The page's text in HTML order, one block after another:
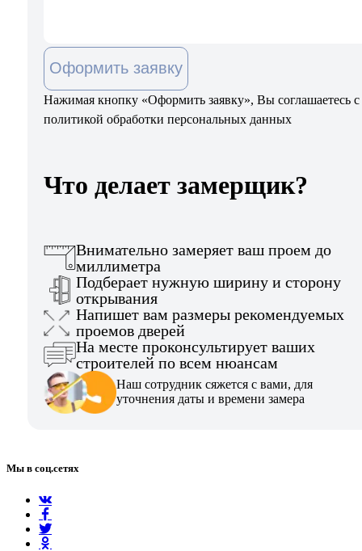
Оформить заявку
Нажимая кнопку «Оформить заявку», Вы соглашаетесь с
политикой обработки персональных данных
Что делает замерщик?
Внимательно замеряет ваш проем до
миллиметра
Подберает нужную ширину и сторону
открывания
Напишет вам размеры рекомендуемых
проемов дверей
На месте проконсультирует ваших
строителей по всем нюансам
Наш сотрудник сяжется с вами, для
уточнения даты и времени замера
Мы в соц.сетях